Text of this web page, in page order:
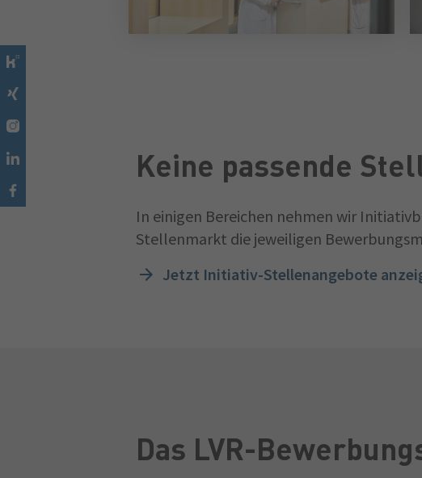
Keine passende
In einigen Bereichen nehmen wir
Stellenmarkt die jeweiligen
Jetzt Initiativ-Stellenangebote
Das LVR-